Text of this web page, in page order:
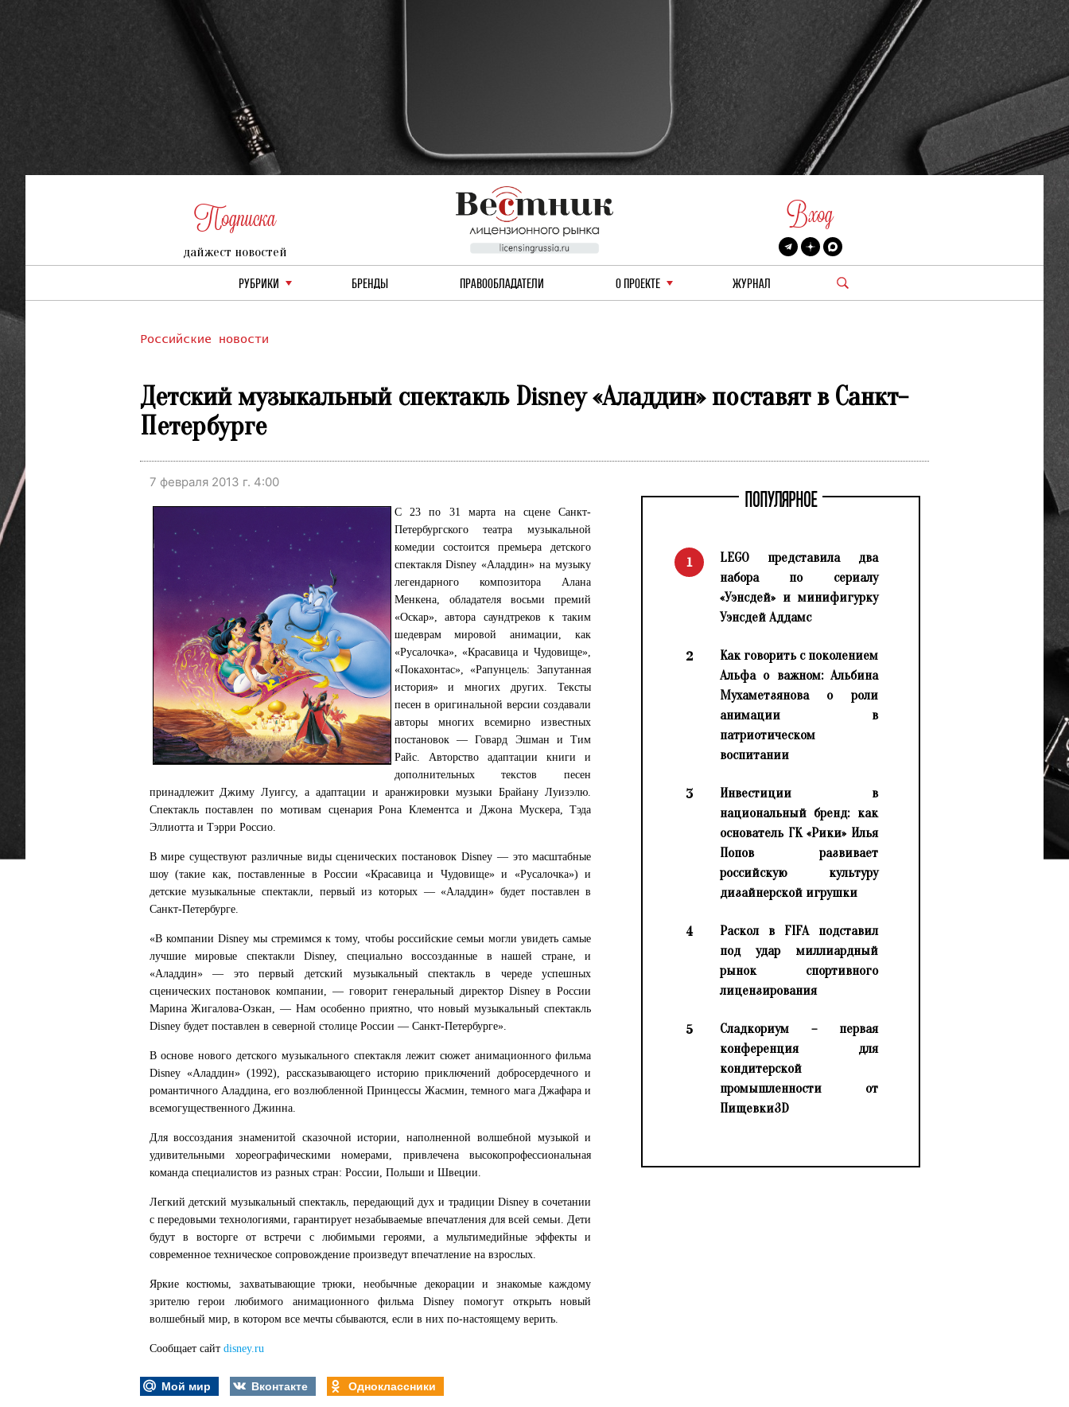
Подписка
дайжест новостей
Вход
РУБРИКИ БРЕНДЫ ПРАВООБЛАДАТЕЛИ О ПРОЕКТЕ ЖУРНАЛ
Российские новости
Детский музыкальный спектакль Disney «Аладдин» поставят в Санкт-
Петербурге
7 февраля 2013 г. 4:00
С 23 по 31 марта на сцене Санкт-
Петербургского театра музыкальной
комедии состоится премьера детского
спектакля Disney «Аладдин» на музыку
легендарного композитора Алана
Менкена, обладателя восьми премий
«Оскар», автора саундтреков к таким
шедеврам мировой анимации, как
«Русалочка», «Красавица и Чудовище»,
«Покахонтас», «Рапунцель: Запутанная
история» и многих других. Тексты
песен в оригинальной версии создавали
авторы многих всемирно известных
постановок — Говард Эшман и Тим
Райс. Авторство адаптации книги и
дополнительных текстов песен
принадлежит Джиму Луигсу, а адаптации и аранжировки музыки Брайану Луизэлю.
Спектакль поставлен по мотивам сценария Рона Клементса и Джона Мускера, Тэда
Эллиотта и Тэрри Россио.
В мире существуют различные виды сценических постановок Disney — это масштабные
шоу (такие как, поставленные в России «Красавица и Чудовище» и «Русалочка») и
детские музыкальные спектакли, первый из которых — «Аладдин» будет поставлен в
Санкт-Петербурге.
«В компании Disney мы стремимся к тому, чтобы российские семьи могли увидеть самые
лучшие мировые спектакли Disney, специально воссозданные в нашей стране, и
«Аладдин» — это первый детский музыкальный спектакль в череде успешных
сценических постановок компании, — говорит генеральный директор Disney в России
Марина Жигалова-Озкан, — Нам особенно приятно, что новый музыкальный спектакль
Disney будет поставлен в северной столице России — Санкт-Петербурге».
В основе нового детского музыкального спектакля лежит сюжет анимационного фильма
Disney «Аладдин» (1992), рассказывающего историю приключений добросердечного и
романтичного Аладдина, его возлюбленной Принцессы Жасмин, темного мага Джафара и
всемогущественного Джинна.
Для воссоздания знаменитой сказочной истории, наполненной волшебной музыкой и
удивительными хореографическими номерами, привлечена высокопрофессиональная
команда специалистов из разных стран: России, Польши и Швеции.
Легкий детский музыкальный спектакль, передающий дух и традиции Disney в сочетании
с передовыми технологиями, гарантирует незабываемые впечатления для всей семьи. Дети
будут в восторге от встречи с любимыми героями, а мультимедийные эффекты и
современное техническое сопровождение произведут впечатление на взрослых.
Яркие костюмы, захватывающие трюки, необычные декорации и знакомые каждому
зрителю герои любимого анимационного фильма Disney помогут открыть новый
волшебный мир, в котором все мечты сбываются, если в них по-настоящему верить.
Сообщает сайт disney.ru
ПОПУЛЯРНОЕ
1
LEGO представила два
набора по сериалу
«Уэнсдей» и минифигурку
Уэнсдей Аддамс
2
Как говорить с поколением
Альфа о важном: Альбина
Мухаметзянова о роли
анимации в
патриотическом
воспитании
3
Инвестиции в
национальный бренд: как
основатель ГК «Рики» Илья
Попов развивает
российскую культуру
дизайнерской игрушки
4
Раскол в FIFA подставил
под удар миллиардный
рынок спортивного
лицензирования
5
Сладкориум – первая
конференция для
кондитерской
промышленности от
Пищевки3D
Мой мир Вконтакте Одноклассники